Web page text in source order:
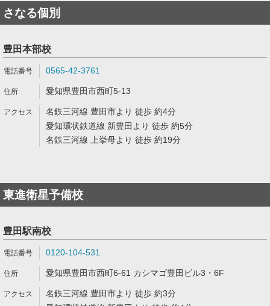
さなる個別
豊田本部校
0565-42-3761
愛知県豊田市西町5-13
名鉄三河線 豊田市より 徒歩 約4分
愛知環状鉄道線 新豊田より 徒歩 約5分
名鉄三河線 上挙母より 徒歩 約19分
東進衛星予備校
豊田駅南校
0120-104-531
愛知県豊田市西町6-61 カシマゴ豊田ビル3・6F
名鉄三河線 豊田市より 徒歩 約3分